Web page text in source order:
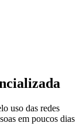
uso das redes
em poucos dias